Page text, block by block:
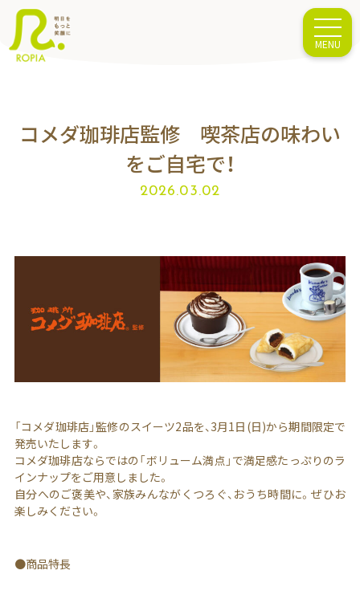
コメダ珈琲店監修 喫茶店の味わい
をご自宅で！
2026.03.02
「コメダ珈琲店」監修のスイーツ2品を、3月1日(日)から期間限定で
発売いたします。
コメダ珈琲店ならではの「ボリューム満点」で満足感たっぷりのラ
インナップをご用意しました。
自分へのご褒美や、家族みんながくつろぐ、おうち時間に。ぜひお
楽しみください。
●商品特長